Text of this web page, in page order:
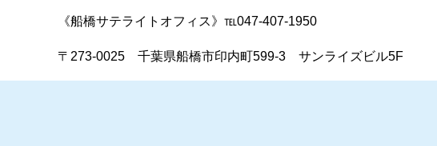
《船橋サテライトオフィス》℡047-407-1950
〒273-0025 千葉県船橋市印内町599-3 サンライズビル5F